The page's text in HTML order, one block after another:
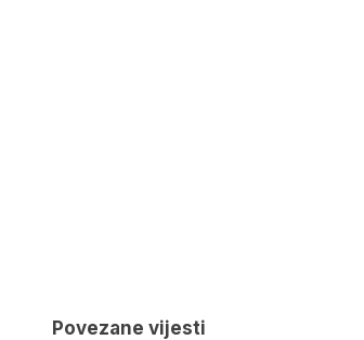
Povezane vijesti